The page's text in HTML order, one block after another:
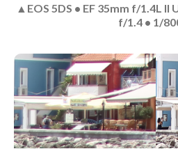
▲EOS 5DS • EF 35mm f/1.4L II
f/1.4 • 1/